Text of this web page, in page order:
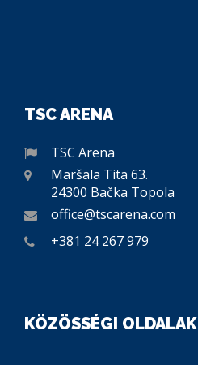
TSC ARENA
TSC Arena
Maršala Tita 63.
24300 Bačka Topola
office@tscarena.com
+381 24 267 979
KÖZÖSSÉGI OLDALAK